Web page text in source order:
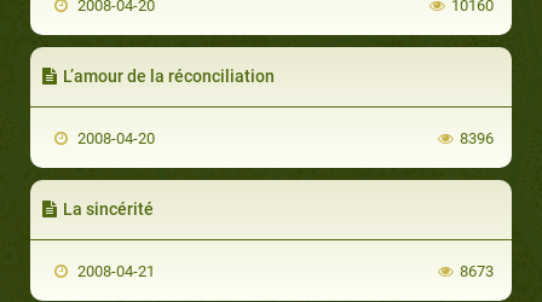
2008-04-20 10160
L’amour de la réconciliation
2008-04-20 8396
La sincérité
2008-04-21 8673